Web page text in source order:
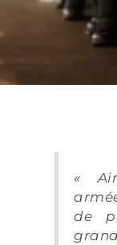
«
de